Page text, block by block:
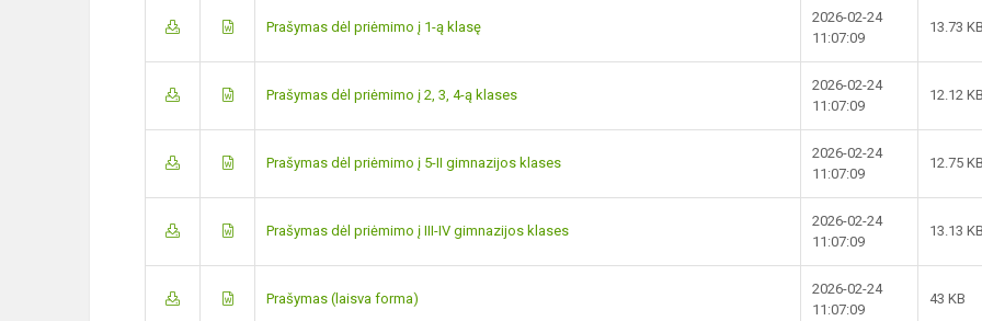
Prašymas dėl priėmimo į 1-ą klasę
2026-02-24
11:07:09
13.73
Prašymas dėl priėmimo į 2, 3, 4-ą klases
2026-02-24
11:07:09
12.12
Prašymas dėl priėmimo į 5-II gimnazijos klases
2026-02-24
11:07:09
12.75
Prašymas dėl priėmimo į III-IV gimnazijos klases
2026-02-24
11:07:09
13.13
Prašymas (laisva forma)
2026-02-24
11:07:09
43 KB